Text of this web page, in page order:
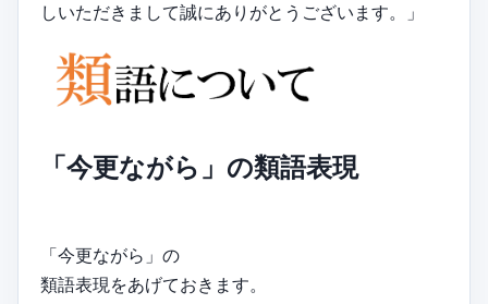
しいただきまして誠にありがとうございます。」
「今更ながら」の類語表現
「今更ながら」の
類語表現をあげておきます。